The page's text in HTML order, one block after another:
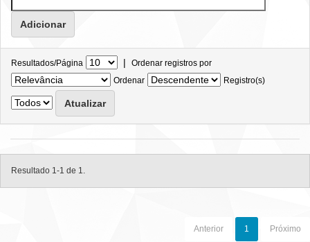
Resultados/Página | Ordenar registros por
Ordenar
Registro(s)
Resultado 1-1 de 1.
Anterior 1 Próximo